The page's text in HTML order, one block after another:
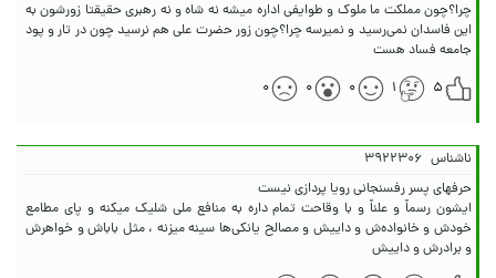
چرا؟چون مملکت ما ملوک و طوایفی اداره میشه نه شاه و نه رهبری حقیقتا زورشون به
این فاسدان نمی‌رسید و نمیرسه چرا؟چون زور حضرت علی هم نرسید چون در تار و پود
جامعه فساد هست
۵
۱ ۰ ۰ ۰
ناشناس ۳۹۲۲۳۰۶
ایشون رسماً و علناً و با وقاحت تمام داره به منافع ملی شلیک میکنه و پای مطامع
خودش و خانواده‌ش و داییش و مصالح یانکی‌ها سینه میزنه ، مثل‌ باباش و خواهرش
و برادرش و داییش